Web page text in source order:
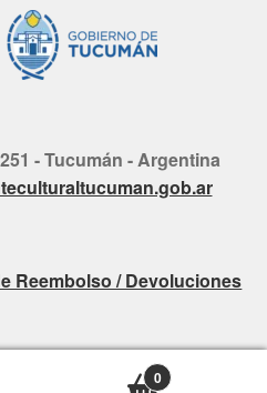
- Tucumán - Argentina
Reembolso / Devoluciones
0